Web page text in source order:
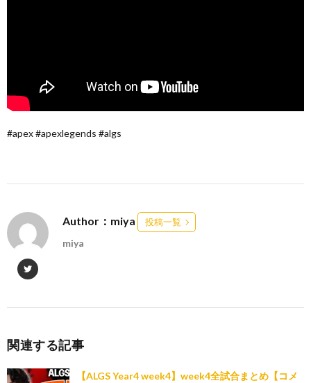
#apex #apexlegends #algs
Author：miya 投稿一覧
miya
関連する記事
【ALGS Year4 week4】week4全試合まとめ【コメ